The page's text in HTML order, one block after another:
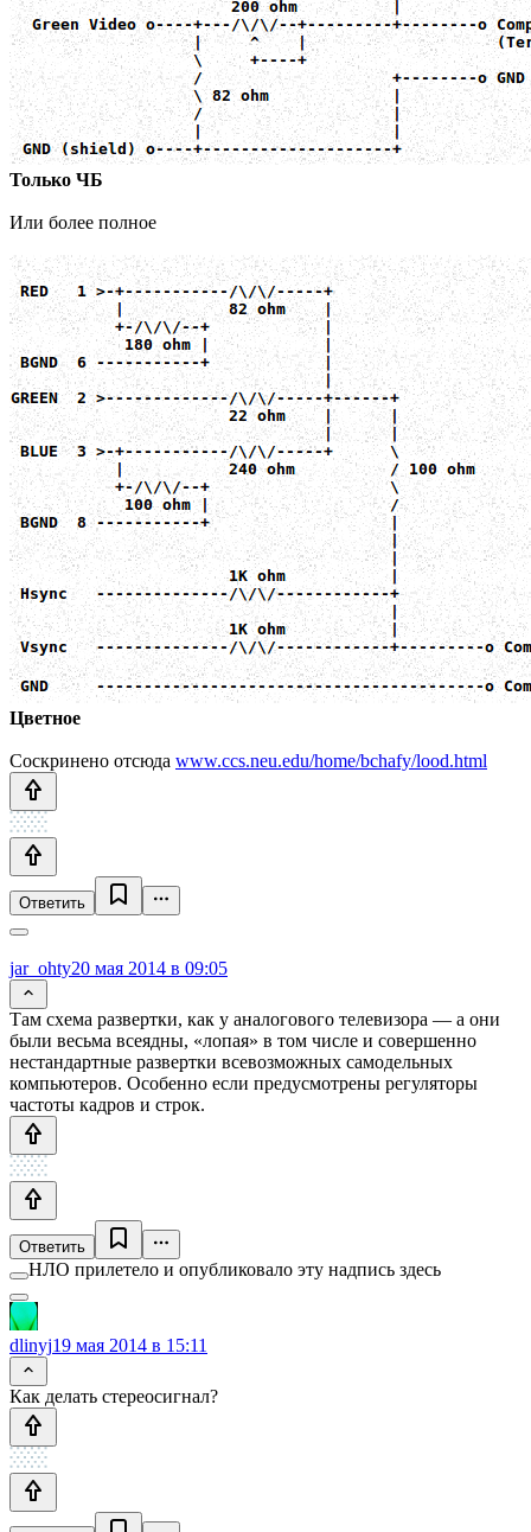
Только ЧБ
Или более полное
Цветное
Соскринено отсюда www.ccs.neu.edu/home/bchafy/lood.html
Ответить
jar_ohty20 мая 2014 в 09:05
Там схема развертки, как у аналогового телевизора — а они
были весьма всеядны, «лопая» в том числе и совершенно
нестандартные развертки всевозможных самодельных
компьютеров. Особенно если предусмотрены регуляторы
частоты кадров и строк.
Ответить
НЛО прилетело и опубликовало эту надпись здесь
dlinyj19 мая 2014 в 15:11
Как делать стереосигнал?